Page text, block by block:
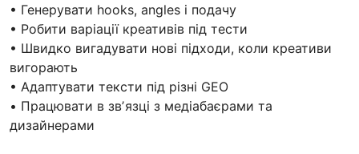
• Генерувати hooks, angles і подачу
• Робити варіації креативів під тести
• Швидко вигадувати нові підходи, коли креативи
вигорають
• Адаптувати тексти під різні GEO
• Працювати в звʼязці з медіабаєрами та
дизайнерами